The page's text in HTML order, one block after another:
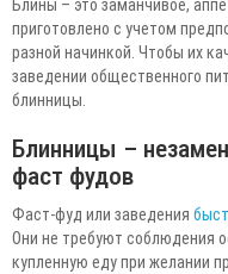
Блины – это заманчивое,
приготовлено с учетом
разной начинкой. Чтобы их
заведении общественного
блинницы.
Блинницы –
фаст фудов
Фаст-фуд или заведения
Они не требуют соблюдения
купленную еду при желании